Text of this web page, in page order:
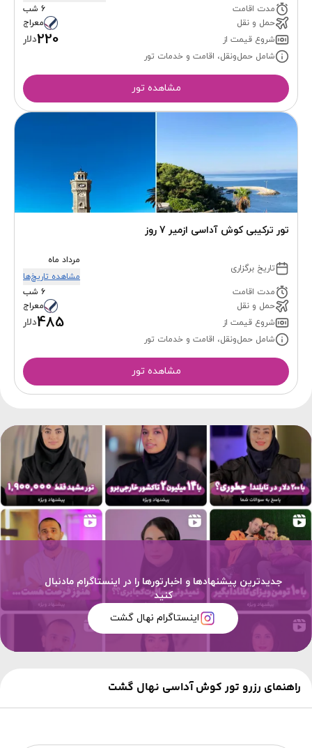
مدت اقامت
6 شب
حمل و نقل
معراج
شروع قیمت از
220دلار
شامل حمل‌ونقل، اقامت و خدمات تور
مشاهده تور
تور ترکیبی کوش آداسی ازمیر 7 روز
تاریخ برگزاری
مرداد ماه
مشاهده تاریخ‌ها
مدت اقامت
6 شب
حمل و نقل
معراج
شروع قیمت از
485دلار
شامل حمل‌ونقل، اقامت و خدمات تور
مشاهده تور
جدیدترین پیشنهادها و اخبارتورها را در اینستاگرام مادنبال
کنید
اینستاگرام نهال گشت
راهنمای رزرو تور کوش آداسی نهال گشت